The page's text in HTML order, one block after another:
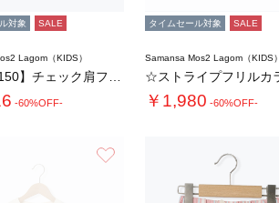
対象 SALE
Lagom（KIDS）
-60%OFF-
タイムセール対象 SALE
Samansa Mos2 Lagom（KIDS）
￥1,980 -60%OFF-